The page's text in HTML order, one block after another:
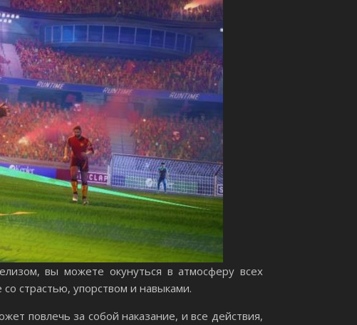
вы можете окунуться в атмосферу всех
страстью, упорством и навыками.
повлечь за собой наказание, и все действия,